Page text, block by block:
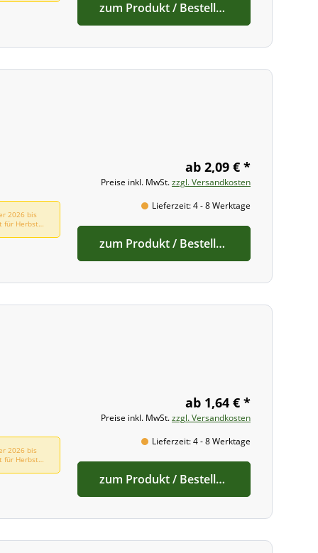
zum Produkt / Bestellen
2026 bis
für Herbst
ab 2,09 € *
Preise inkl. MwSt.zzgl. Versandkosten
Lieferzeit: 4 - 8 Werktage
zum Produkt / Bestellen
2026 bis
für Herbst
ab 1,64 € *
Preise inkl. MwSt.zzgl. Versandkosten
Lieferzeit: 4 - 8 Werktage
zum Produkt / Bestellen